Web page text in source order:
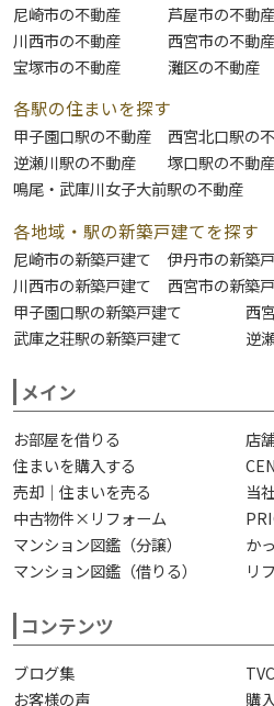
尼崎市の不動産 芦屋市の不動産
川西市の不動産
西宮市の不動産
宝塚市の不動産
灘区の不動産
各駅の住まいを探す
甲子園口駅の不動産 西宮北口駅の
逆瀬川駅の不動産
塚口駅の不動産
鳴尾・武庫川女子大前駅の不動産
各地域・駅の新築戸建てを探す
尼崎市の新築戸建て 伊丹市の新築
川西市の新築戸建て
西宮市の新築
甲子園口駅の新築戸建て
西
武庫之荘駅の新築戸建て
逆
メイン
お部屋を借りる
店
住まいを購入する
売却｜住まいを売る
当
中古物件×リフォーム
マンション図鑑（分譲）
か
マンション図鑑（借りる）
リ
コンテンツ
ブログ集
お客様の声
購